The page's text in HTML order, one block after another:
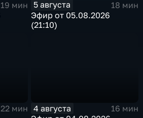
19 мин
5 августа
18 мин
Эфир от 05.08.2026
(21:10)
22 мин
4 августа
16 мин